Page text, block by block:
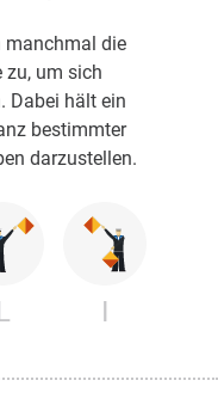
manchmal die
zu, um sich
Dabei hält ein
bestimmter
darzustellen.
I